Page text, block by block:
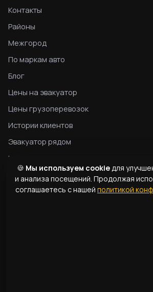
Контакты
Районы
Межгород
По маркам авто
Блог
Цены на эвакуатор
Цены грузоперевозок
Истории клиентов
Эвакуатор рядом
Конфиденциальность
Гид по эвакуатору
Типы эвакуаторов
🍪 Мы используем cookieдля
и анализа посещений. Продолжая
соглашаетесь с нашей политикой